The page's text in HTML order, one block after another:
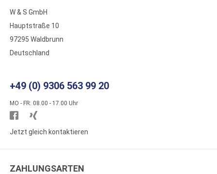
W & S GmbH
Hauptstraße 10
97295 Waldbrunn
Deutschland
+49 (0) 9306 563 99 20
MO - FR: 08.00 - 17.00 Uhr
Besuchen
Sie
auf
Sie
auf
Jetzt gleich kontaktieren
ZAHLUNGSARTEN